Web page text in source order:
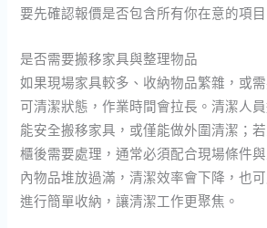
要先確認報價是否包含所有你在意的項目
是否需要搬移家具與整理物品
如果現場家具較多、收納物品繁雜，或
可清潔狀態，作業時間會拉長。清潔人
能安全搬移家具，或僅能做外圍清潔；
櫃後需要處理，通常必須配合現場條件
內物品堆放過滿，清潔效率會下降，也
進行簡單收納，讓清潔工作更聚焦。